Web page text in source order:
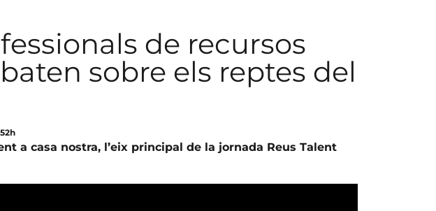
de recursos
sobre els reptes del
a casa nostra, l’eix principal de la jornada Reus Talent